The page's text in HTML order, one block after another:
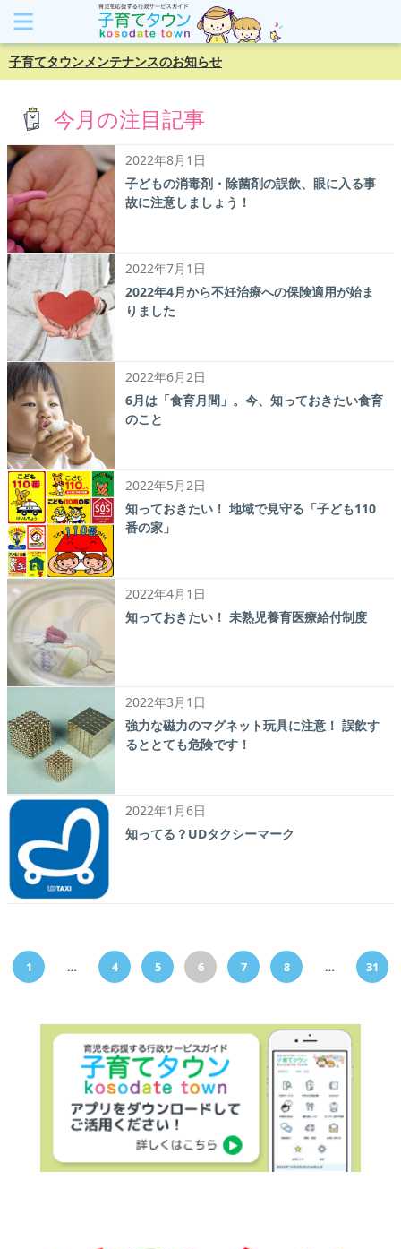
子育てタウンメンテナンスのお知らせ
今月の注目記事
2022年8月1日
子どもの消毒剤・除菌剤の誤飲、眼に入る事
故に注意しましょう！
2022年7月1日
2022年4月から不妊治療への保険適用が始ま
りました
2022年6月2日
6月は「食育月間」。今、知っておきたい食育
のこと
2022年5月2日
知っておきたい！ 地域で見守る「子ども110
番の家」
2022年4月1日
知っておきたい！ 未熟児養育医療給付制度
2022年3月1日
強力な磁力のマグネット玩具に注意！ 誤飲す
るととても危険です！
2022年1月6日
知ってる？UDタクシーマーク
1 … 4 5 6 7 8 … 31